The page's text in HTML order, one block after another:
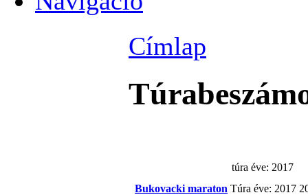
Címlap
túra éve: 2017
Bukovacki maraton Túra éve: 2017